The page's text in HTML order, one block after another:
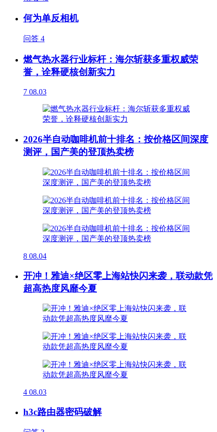
何为单反相机
问答 4
燃气热水器行业标杆：海尔斩获多重权威荣
誉，诠释硬核创新实力
7 08.03
2026半自动咖啡机前十排名：按价格区间深度
测评，国产美的登顶热卖榜
8 08.04
开冲！雅迪×绝区零上海站快闪来袭，联动款凭
超高热度风靡今夏
4 08.03
h3c路由器密码破解